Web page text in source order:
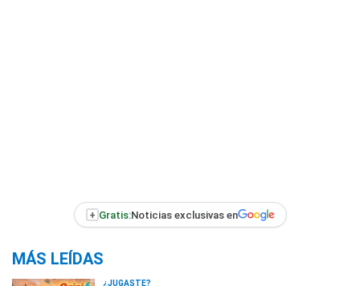
+ Gratis:Noticias exclusivas en
MÁS LEÍDAS
¿JUGASTE?